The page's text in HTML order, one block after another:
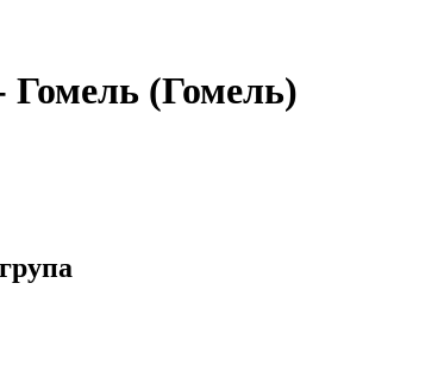
(Гомель)